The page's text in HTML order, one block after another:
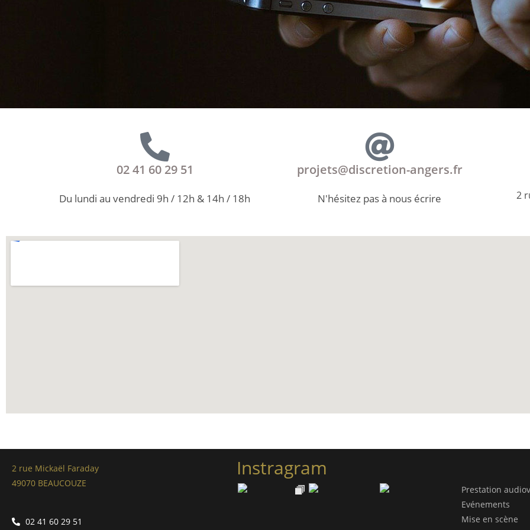
02 41 60 29 51
Du lundi au vendredi 9h / 12h & 14h / 18h
projets@discretion-angers.fr
N'hésitez pas à nous écrire 2
2 rue Mickaël Faraday
49070 BEAUCOUZE
02 41 60 29 51
Instragram
Prestation
Evénements
Mise en scène